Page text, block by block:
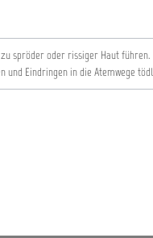
spröder oder rissiger Haut führen.
und Eindringen in die Atemwege